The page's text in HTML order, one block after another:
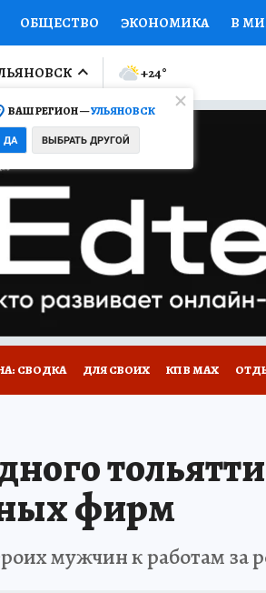
ОБЩЕСТВО ЭКОНОМИКА В
ПРОИСШЕСТВИЯ
МИР Я ЗНАЮ СЕМЬЯ
СЕРИАЛЫ
КОЛЛЕКЦИИ КОНКУРСЫ
ВАШ РЕГИОН —УЛЬЯНОВСК
ДА ВЫБРАТЬ ДРУГОЙ
+24°
СВОДКА ДЛЯ СВОИХ КП В МАХ
фирм
мужчин к работам